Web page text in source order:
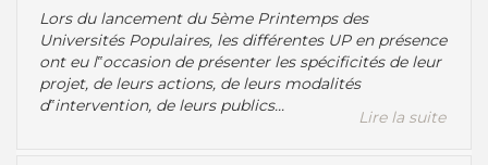
Lors du lancement du 5ème Printemps des
Universités Populaires, les différentes UP en présence
ont eu l‟occasion de présenter les spécificités de leur
projet, de leurs actions, de leurs modalités
d‟intervention, de leurs publics...
Lire la suite